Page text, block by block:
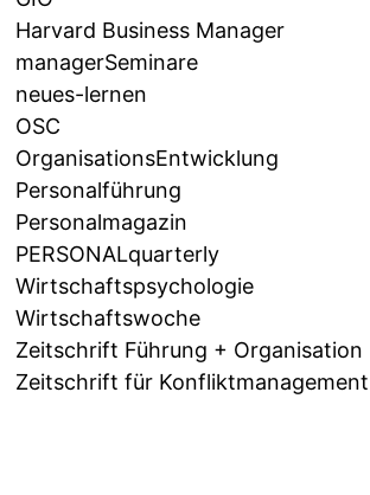
Harvard Business Manager
managerSeminare
neues-lernen
OSC
OrganisationsEntwicklung
Personalführung
Personalmagazin
PERSONALquarterly
Wirtschaftspsychologie
Wirtschaftswoche
Zeitschrift Führung + Organisation
Zeitschrift für Konfliktmanagement